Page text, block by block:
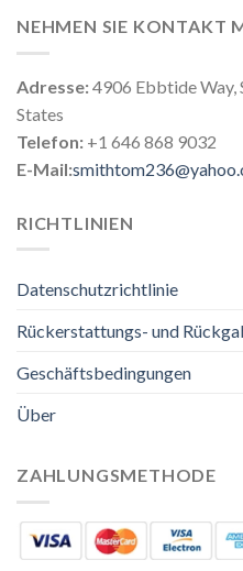
NEHMEN SIE KONTAKT
Adresse:4906 Ebbtide Way,
States
Telefon: +1 646 868 9032
E-Mail:
RICHTLINIEN
Datenschutzrichtlinie
Rückerstattungs- und
Geschäftsbedingungen
Über
ZAHLUNGSMETHODE